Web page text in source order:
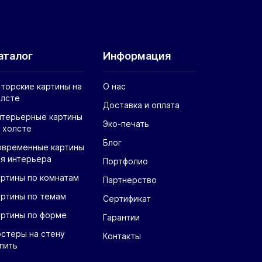
картины на
картины
холсте
картины
интерьера
по комнатам
по темам
по форме
на стену
Информация
О нас
Доставка и оплата
Эко-печать
Блог
Портфолио
Партнерство
Сертификат
Гарантии
Контакты